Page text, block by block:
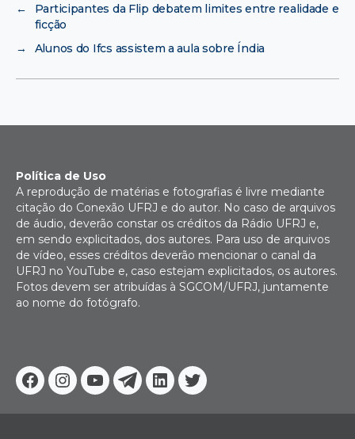
←
Participantes da Flip debatem limites entre realidade e
ficção
→
Alunos do Ifcs assistem a aula sobre Índia
Facebook
Instagram
YoutubeTelegram
Linkedin
Twitter
Política de Uso
A reprodução de matérias e fotografias é livre mediante
citação do Conexão UFRJ e do autor. No caso de arquivos
de áudio, deverão constar os créditos da Rádio UFRJ e,
em sendo explicitados, dos autores. Para uso de arquivos
de vídeo, esses créditos deverão mencionar o canal da
UFRJ no YouTube e, caso estejam explicitados, os autores.
Fotos devem ser atribuídas à SGCOM/UFRJ, juntamente
ao nome do fotógrafo.